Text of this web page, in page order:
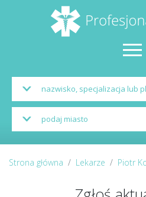
Strona główna Lekarze Piotr